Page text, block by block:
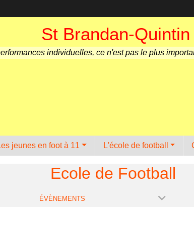
St Brandan-
individuelles, ce n'est pas le plus
jeunes en foot à 11 L'école de football
Ecole de Football
ÉVÈNEMENTS